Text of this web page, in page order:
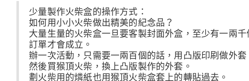
‍少量製作火柴盒的操作方式：‍
如何用小小火柴做出精美的紀念品？
大量生量的火柴盒一旦要客製封面外盒，至少有一兩千
訂單才會成立。
辦一次活動，只需要一兩百個的話，用凸版印刷做外套
然後買猴頂火柴，換上凸版製作的外套。
劃火柴用的燐紙也用猴頂火柴盒套上的轉貼過去。